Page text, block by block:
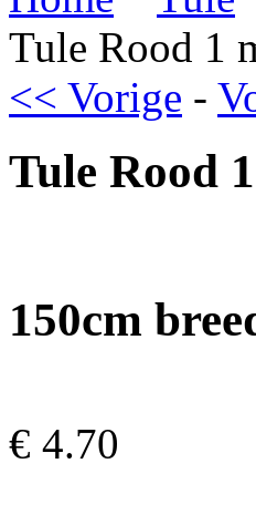
Tule Rood 1
<< Vorige -
Tule Rood
150cm
€ 4.70